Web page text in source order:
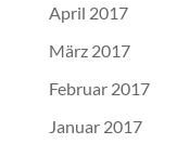
April 2017
März 2017
Februar 2017
Januar 2017